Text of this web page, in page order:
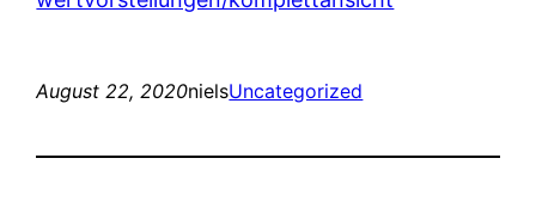
August 22, 2020nielsUncategorized